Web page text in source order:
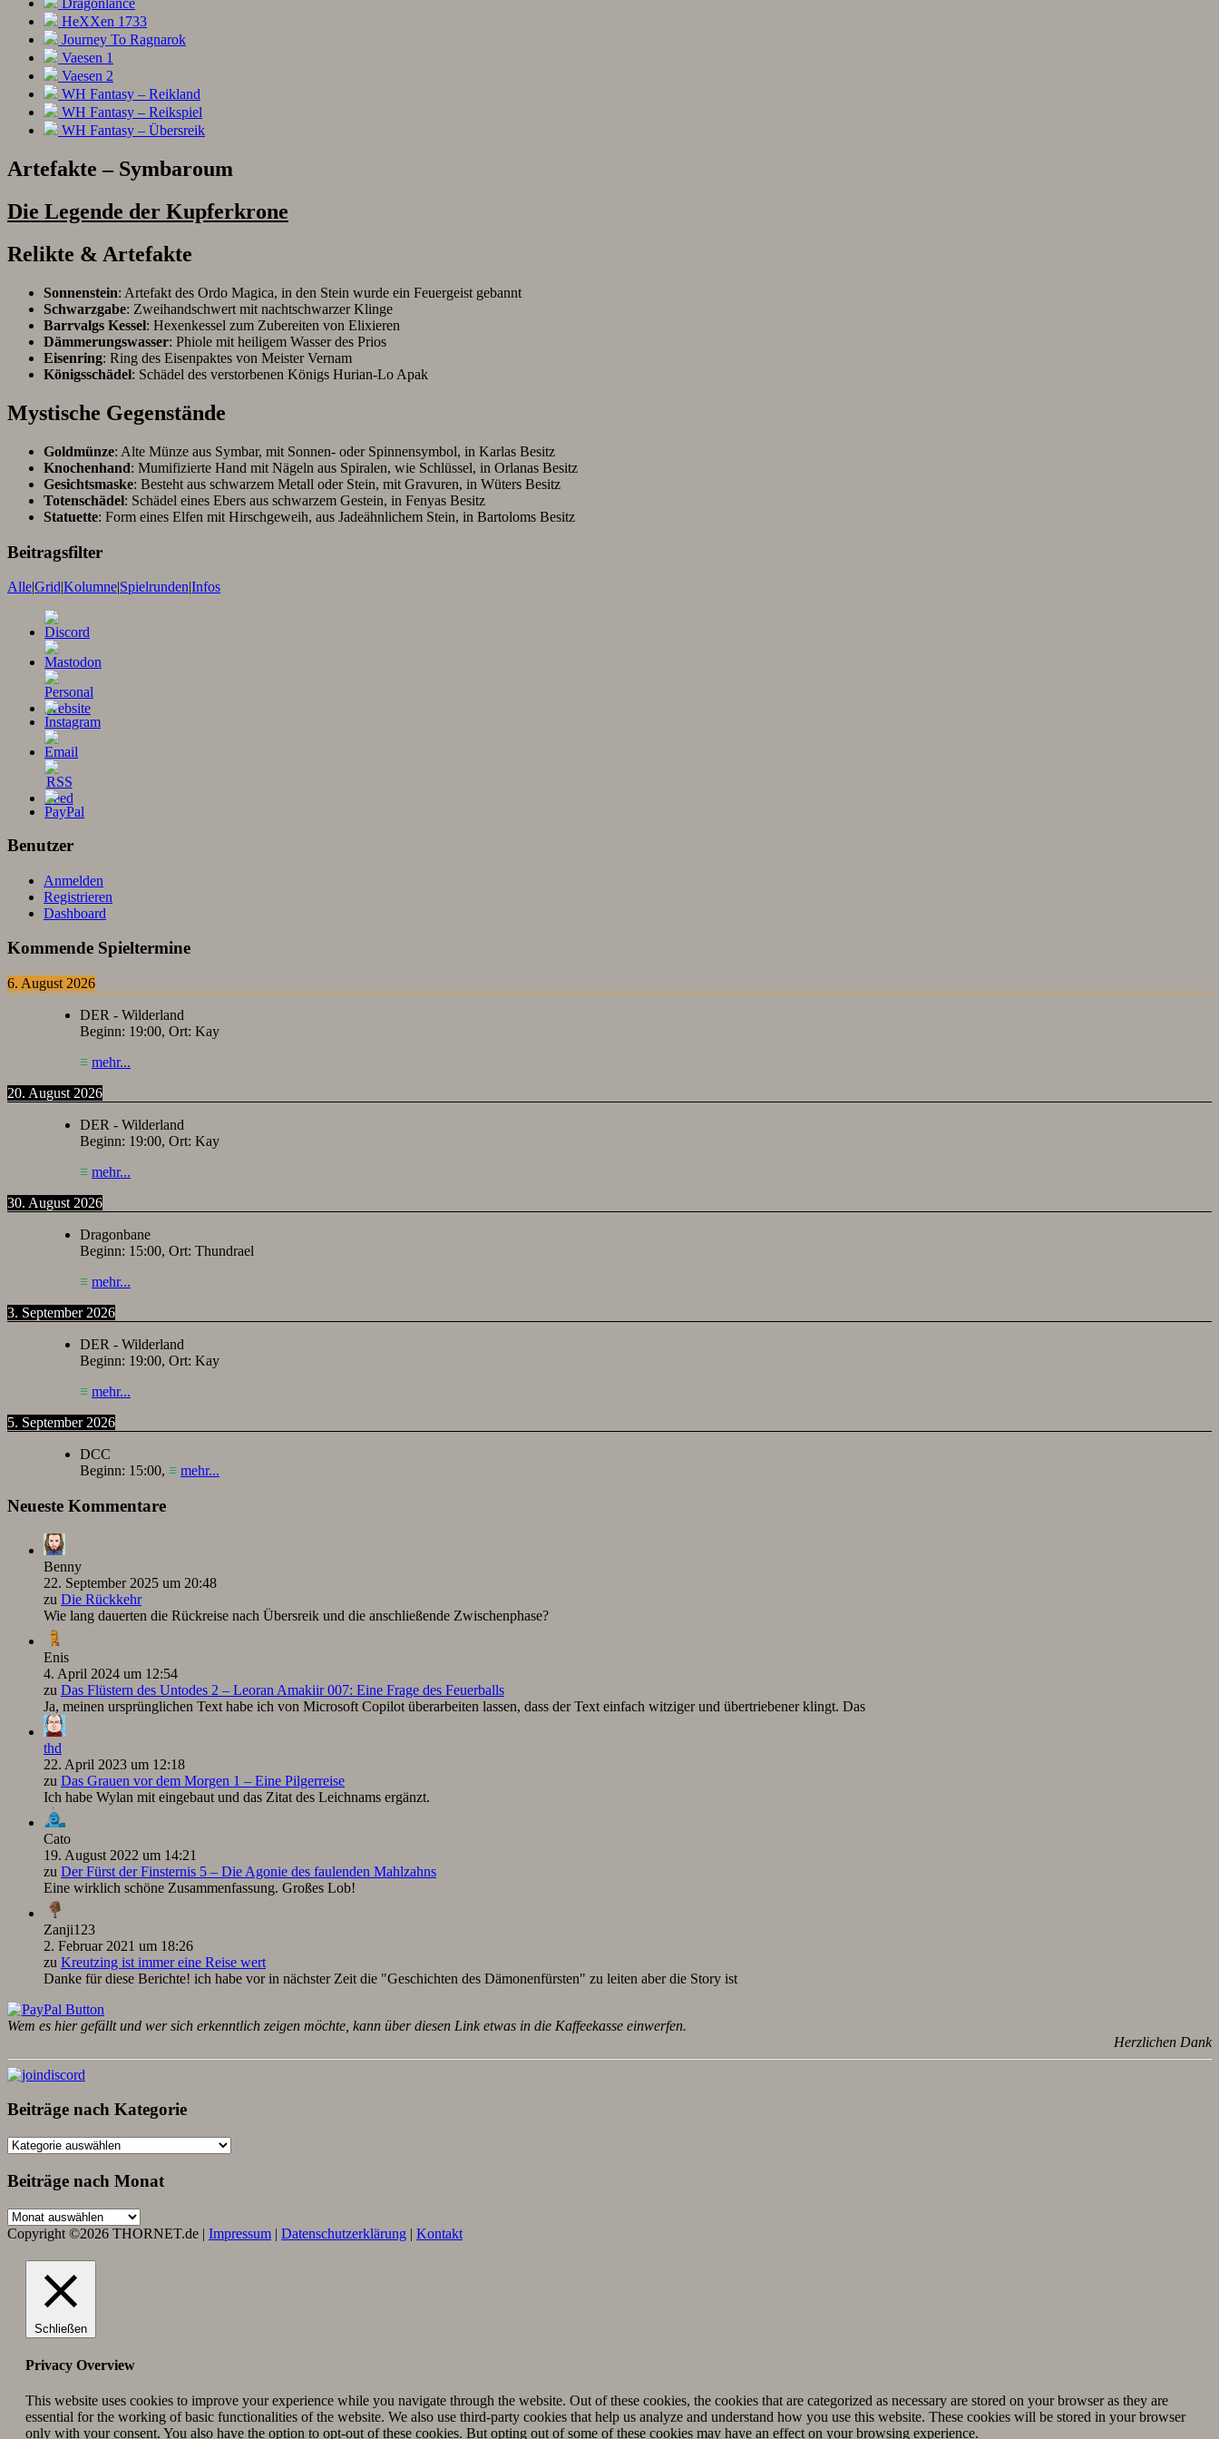
Dragonlance
HeXXen 1733
Journey To Ragnarok
Vaesen 1
Vaesen 2
WH Fantasy – Reikland
WH Fantasy – Reikspiel
WH Fantasy – Übersreik
Artefakte – Symbaroum
Die Legende der Kupferkrone
Relikte & Artefakte
Sonnenstein: Artefakt des Ordo Magica, in den Stein wurde ein Feuergeist gebannt
Schwarzgabe: Zweihandschwert mit nachtschwarzer Klinge
Barrvalgs Kessel: Hexenkessel zum Zubereiten von Elixieren
Dämmerungswasser: Phiole mit heiligem Wasser des Prios
Eisenring: Ring des Eisenpaktes von Meister Vernam
Königsschädel: Schädel des verstorbenen Königs Hurian-Lo Apak
Mystische Gegenstände
Goldmünze: Alte Münze aus Symbar, mit Sonnen- oder Spinnensymbol, in Karlas Besitz
Knochenhand: Mumifizierte Hand mit Nägeln aus Spiralen, wie Schlüssel, in Orlanas Besitz
Gesichtsmaske: Besteht aus schwarzem Metall oder Stein, mit Gravuren, in Wüters Besitz
Totenschädel: Schädel eines Ebers aus schwarzem Gestein, in Fenyas Besitz
Statuette: Form eines Elfen mit Hirschgeweih, aus Jadeähnlichem Stein, in Bartoloms Besitz
Beitragsfilter
Alle|Grid|Kolumne|Spielrunden|Infos
Benutzer
Anmelden
Registrieren
Dashboard
Kommende Spieltermine
6. August 2026
DER - Wilderland
Beginn: 19:00, Ort: Kay
≡ mehr...
20. August 2026
DER - Wilderland
Beginn: 19:00, Ort: Kay
≡ mehr...
30. August 2026
Dragonbane
Beginn: 15:00, Ort: Thundrael
≡ mehr...
3. September 2026
DER - Wilderland
Beginn: 19:00, Ort: Kay
≡ mehr...
5. September 2026
DCC
Beginn: 15:00, ≡ mehr...
Neueste Kommentare
Benny
22. September 2025 um 20:48
zu Die Rückkehr
Wie lang dauerten die Rückreise nach Übersreik und die anschließende Zwischenphase?
Enis
4. April 2024 um 12:54
zu Das Flüstern des Untodes 2 – Leoran Amakiir 007: Eine Frage des Feuerballs
Ja, meinen ursprünglichen Text habe ich von Microsoft Copilot überarbeiten lassen, dass der Text einfach witziger und übertriebener klingt. Das
thd
22. April 2023 um 12:18
zu Das Grauen vor dem Morgen 1 – Eine Pilgerreise
Ich habe Wylan mit eingebaut und das Zitat des Leichnams ergänzt.
Cato
19. August 2022 um 14:21
zu Der Fürst der Finsternis 5 – Die Agonie des faulenden Mahlzahns
Eine wirklich schöne Zusammenfassung. Großes Lob!
Zanji123
2. Februar 2021 um 18:26
zu Kreutzing ist immer eine Reise wert
Danke für diese Berichte! ich habe vor in nächster Zeit die "Geschichten des Dämonenfürsten" zu leiten aber die Story ist
Wem es hier gefällt und wer sich erkenntlich zeigen möchte, kann über diesen Link etwas in die Kaffeekasse einwerfen.
Herzlichen Dank
Beiträge nach Kategorie
Beiträge
Kategorie
Beiträge nach Monat
Beiträge
nach
Copyright ©2026 THORNET.de | Impressum | Datenschutzerklärung | Kontakt
Schließen
Privacy Overview
This website uses cookies to improve your experience while you navigate through the website. Out of these cookies, the cookies that are categorized as necessary are stored on your browser as they are
essential for the working of basic functionalities of the website. We also use third-party cookies that help us analyze and understand how you use this website. These cookies will be stored in your browser
only with your consent. You also have the option to opt-out of these cookies. But opting out of some of these cookies may have an effect on your browsing experience.